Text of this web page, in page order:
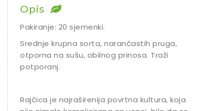
Opis
Pakiranje: 20 sjemenki.
Srednje krupna sorta, narančastih pruga,
otporna na sušu, obilnog prinosa. Traži
potporanj.
Rajčica je najraširenija povrtna kultura, koja